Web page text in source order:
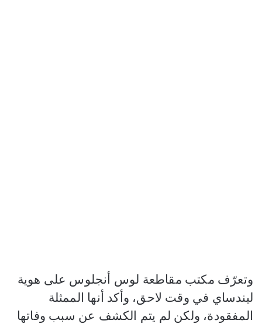
وتعرّف مكتب مقاطعة لوس أنجلوس على هوية
ليندساي في وقت لاحق، وأكد أنها الممثلة
المفقودة، ولكن لم يتم الكشف عن سبب وفاتها